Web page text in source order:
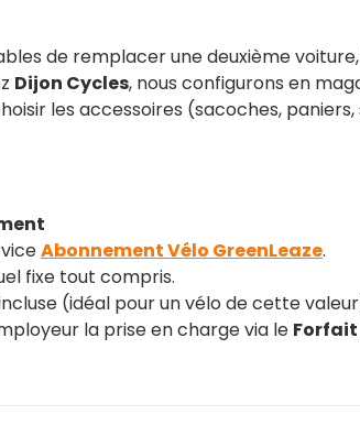
de remplacer une deuxième
Dijon Cycles, nous configurons en
les accessoires (sacoches,
Abonnement Vélo GreenLeaze.
fixe tout compris.
(idéal pour un vélo de cette
la prise en charge via le Forfait